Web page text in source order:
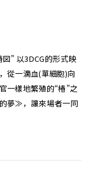
” 以3DCG的形式映
從一滴血(單細胞)向
一樣地繁殖的“椿”之
夢≫，讓來場者一同